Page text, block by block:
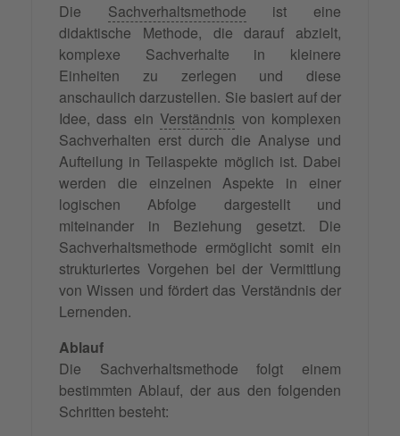
Die Sachverhaltsmethode ist eine
didaktische Methode, die darauf abzielt,
komplexe Sachverhalte in kleinere
Einheiten zu zerlegen und diese
anschaulich darzustellen. Sie basiert auf der
Idee, dass ein Verständnis von komplexen
Sachverhalten erst durch die Analyse und
Aufteilung in Teilaspekte möglich ist. Dabei
werden die einzelnen Aspekte in einer
logischen Abfolge dargestellt und
miteinander in Beziehung gesetzt. Die
Sachverhaltsmethode ermöglicht somit ein
strukturiertes Vorgehen bei der Vermittlung
von Wissen und fördert das Verständnis der
Lernenden.
Ablauf
Die Sachverhaltsmethode folgt einem
bestimmten Ablauf, der aus den folgenden
Schritten besteht: